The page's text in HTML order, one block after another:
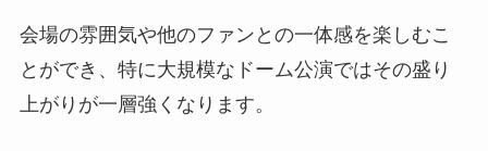
会場の雰囲気や他のファンとの一体感を楽しむこ
とができ、特に大規模なドーム公演ではその盛り
上がりが一層強くなります。